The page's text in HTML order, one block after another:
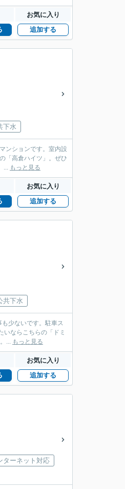
お気に入り
追加する
下水
ンションです。室内設
「高倉ハイツ」。ぜひ
... もっと見る
お気に入り
追加する
共下水
少ないです。駐車ス
ならこちらの「ドミ
... もっと見る
お気に入り
追加する
ターネット対応